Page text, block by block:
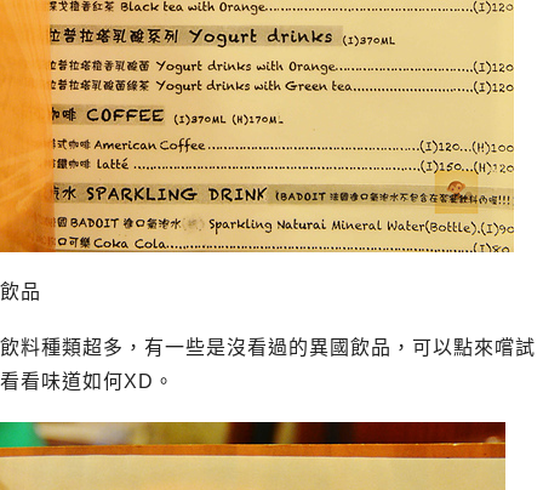
飲品
飲料種類超多，有一些是沒看過的異國飲品，可以點來嚐試
看看味道如何XD。